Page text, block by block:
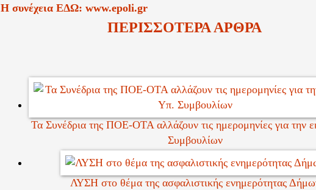
Η συνέχεια ΕΔΩ: www.epoli.gr
ΠΕΡΙΣΣΟΤΕΡΑ ΑΡΘΡΑ
Τα Συνέδρια της ΠΟΕ-ΟΤΑ αλλάζουν τις ημερομηνίες για την
Συμβουλίων
ΛΥΣΗ στο θέμα της ασφαλιστικής ενημερότητας